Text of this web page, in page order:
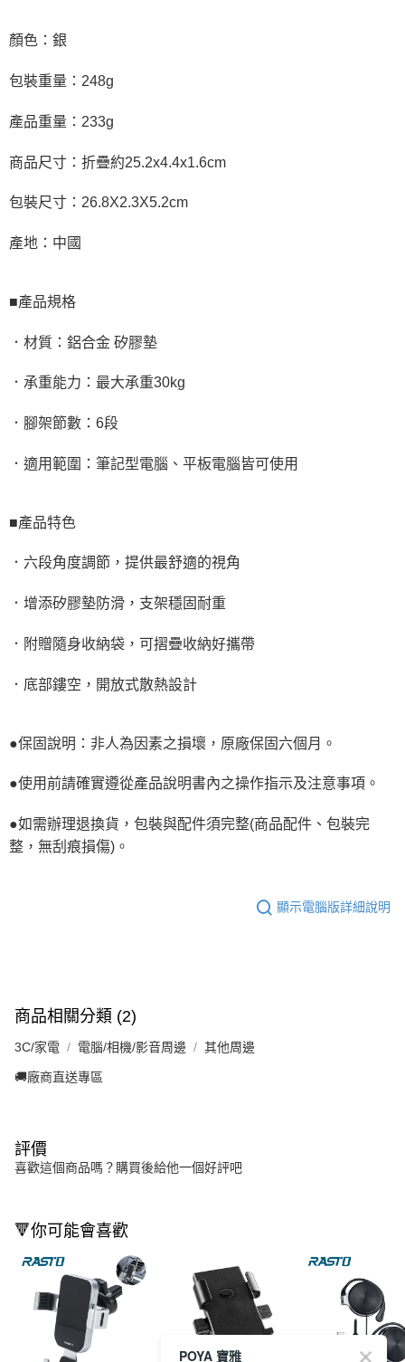
顏色：銀
包裝重量：248g
產品重量：233g
商品尺寸：折疊約25.2x4.4x1.6cm
包裝尺寸：26.8X2.3X5.2cm
產地：中國
■產品規格
．材質：鋁合金 矽膠墊
．承重能力：最大承重30kg
．腳架節數：6段
．適用範圍：筆記型電腦、平板電腦皆可使用
■產品特色
．六段角度調節，提供最舒適的視角
．增添矽膠墊防滑，支架穩固耐重
．附贈隨身收納袋，可摺疊收納好攜帶
．底部鏤空，開放式散熱設計
●保固說明：非人為因素之損壞，原廠保固六個月。
●使用前請確實遵從產品說明書內之操作指示及注意事項。
●如需辦理退換貨，包裝與配件須完整(商品配件、包裝完
整，無刮痕損傷)。
顯示電腦版詳細說明
商品相關分類 (2)
3C/家電 電腦/相機/影音周邊 其他周邊
🚚廠商直送專區
評價
喜歡這個商品嗎？購買後給他一個好評吧
🔻你可能會喜歡
POYA 寶雅